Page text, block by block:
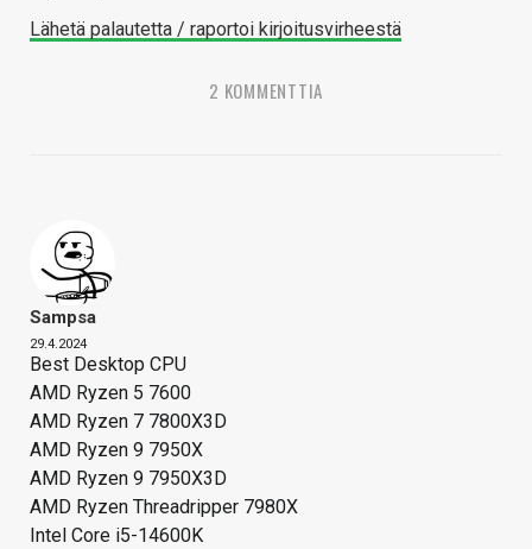
Lähetä palautetta / raportoi kirjoitusvirheestä
2 KOMMENTTIA
Sampsa
29.4.2024
Best Desktop CPU
AMD Ryzen 5 7600
AMD Ryzen 7 7800X3D
AMD Ryzen 9 7950X
AMD Ryzen 9 7950X3D
AMD Ryzen Threadripper 7980X
Intel Core i5-14600K